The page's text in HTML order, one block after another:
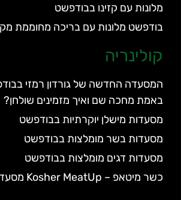
מלונות עם קזינו בבודפשט
בודפשט מלונות עם בריכה מחוממת
קולינריה
המסעדה החדשה של גורדון רמזי
באמת מחכה שם ואיך מזמינים שולחן?
מסעדות מישלן יוקרתיות בבודפשט
מסעדות בשר מומלצות בבודפשט
מסעדות דגים מומלצות בבודפשט
כשר מיטאפ – Kosher MeatUp מסעדה בשרית